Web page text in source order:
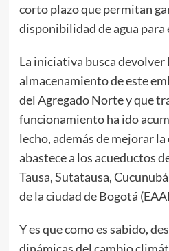
corto plazo que permitan
disponibilidad de agua
La iniciativa busca devolver
almacenamiento de este
del Agregado Norte y que
funcionamiento ha ido
lecho, además de mejorar
abastece a los acueductos
Tausa, Sutatausa,
de la ciudad de Bogotá
Y es que como es sabido,